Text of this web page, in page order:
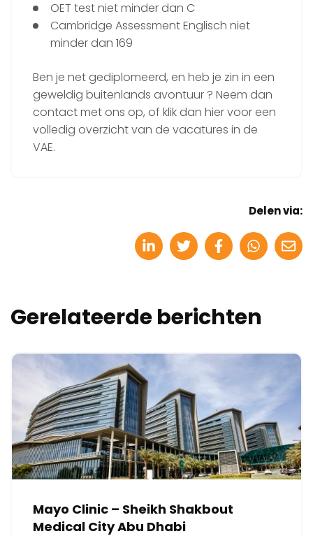
OET test niet minder dan C
Cambridge Assessment Englisch niet
minder dan 169
Ben je net gediplomeerd, en heb je zin in een
geweldig buitenlands avontuur ? Neem dan
contact met ons op, of klik dan hier voor een
volledig overzicht van de vacatures in de
VAE.
Delen via:
Gerelateerde berichten
Mayo Clinic – Sheikh Shakbout
Medical City Abu Dhabi